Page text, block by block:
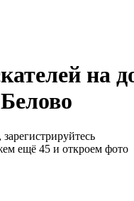
на
ещё 45 и откроем фото